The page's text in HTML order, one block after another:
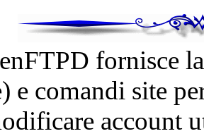
fornisce
e comandi site
account